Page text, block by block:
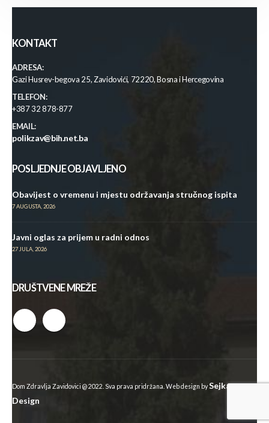
KONTAKT
ADRESA:
Gazi Husrev-begova 25, Zavidovići, 72220, Bosna i Hercegovina
TELEFON:
+387 32 878-877
EMAIL:
polikzav@bih.net.ba
POSLJEDNJE OBJAVLJENO
Obavijest o vremenu i mjestu održavanja stručnog ispita
7 AUGUSTA, 2026
Javni oglas za prijem u radni odnos
27 JULA, 2026
DRUŠTVENE MREŽE
Dom Zdravlja Zavidovici @ 2022. Sva prava pridržana. Web design bySejkan
Design